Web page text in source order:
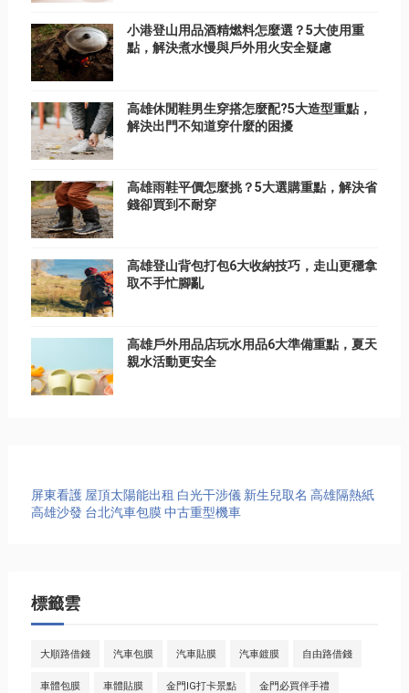
小港登山用品酒精燃料怎麼選？5大使用重
點，解決煮水慢與戶外用火安全疑慮
高雄休閒鞋男生穿搭怎麼配?5大造型重點，
解決出門不知道穿什麼的困擾
高雄雨鞋平價怎麼挑？5大選購重點，解決省
錢卻買到不耐穿
高雄登山背包打包6大收納技巧，走山更穩拿
取不手忙腳亂
高雄戶外用品店玩水用品6大準備重點，夏天
親水活動更安全
屏東看護 屋頂太陽能出租 白光干涉儀 新生兒取名 高雄隔熱紙
高雄沙發 台北汽車包膜中古重型機車
標籤雲
大順路借錢 汽車包膜 汽車貼膜 汽車鍍膜 自由路借錢
車體包膜 車體貼膜 金門IG打卡景點 金門必買伴手禮